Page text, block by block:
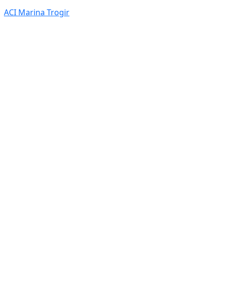
ACI Marina Trogir